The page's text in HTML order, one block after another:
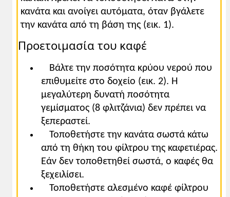
κανάτα και ανοίγει αυτόματα, όταν βγάλετε
την κανάτα από τη βάση της (εικ. 1).
Προετοιμασία του καφέ
Βάλτε την ποσότητα κρύου νερού που
επιθυμείτε στο δοχείο (εικ. 2). Η
μεγαλύτερη δυνατή ποσότητα
γεμίσματος (8 φλιτζάνια) δεν πρέπει να
ξεπεραστεί.
Τοποθετήστε την κανάτα σωστά κάτω
από τη θήκη του φίλτρου της καφετιέρας.
Εάν δεν τοποθετηθεί σωστά, ο καφές θα
ξεχειλίσει.
Τοποθετήστε αλεσμένο καφέ φίλτρου